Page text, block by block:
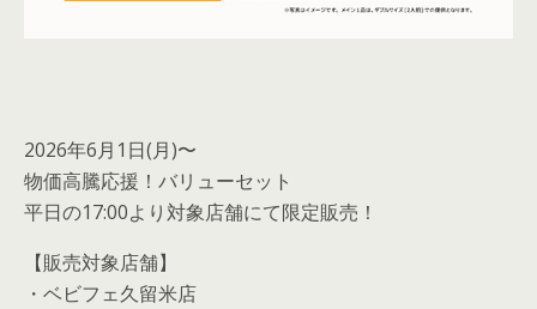
2026年6月1日(月)〜
物価高騰応援！バリューセット
平日の17:00より対象店舗にて限定販売！
【販売対象店舗】
・ベビフェ久留米店